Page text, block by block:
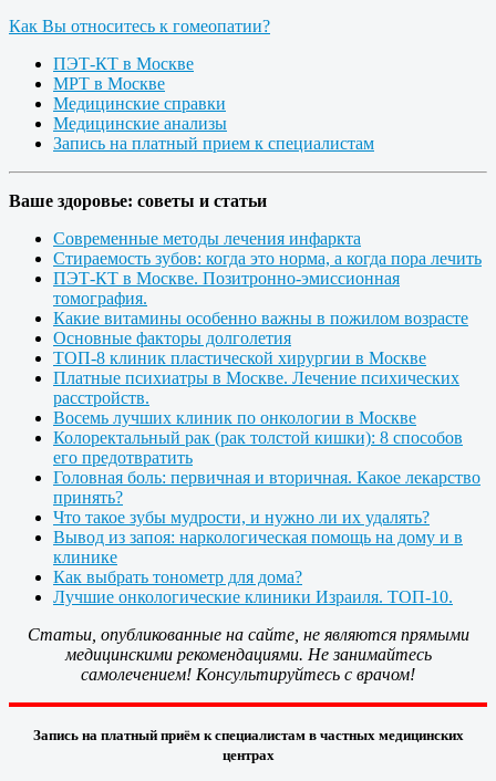
Как Вы относитесь к гомеопатии?
ПЭТ-КТ в Москве
МРТ в Москве
Медицинские справки
Медицинские анализы
Запись на платный прием к специалистам
Ваше здоровье: советы и статьи
Современные методы лечения инфаркта
Стираемость зубов: когда это норма, а когда пора лечить
ПЭТ-КТ в Москве. Позитронно-эмиссионная
томография.
Какие витамины особенно важны в пожилом возрасте
Основные факторы долголетия
ТОП-8 клиник пластической хирургии в Москве
Платные психиатры в Москве. Лечение психических
расстройств.
Восемь лучших клиник по онкологии в Москве
Колоректальный рак (рак толстой кишки): 8 способов
его предотвратить
Головная боль: первичная и вторичная. Какое лекарство
принять?
Что такое зубы мудрости, и нужно ли их удалять?
Вывод из запоя: наркологическая помощь на дому и в
клинике
Как выбрать тонометр для дома?
Лучшие онкологические клиники Израиля. ТОП-10.
Статьи, опубликованные на сайте, не являются прямыми
медицинскими рекомендациями. Не занимайтесь
самолечением! Консультируйтесь с врачом!
Запись на платный приём к специалистам в частных медицинских
центрах